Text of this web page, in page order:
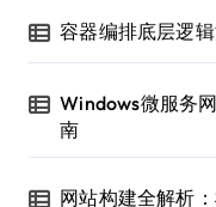
容器编排底层逻
Windows微服务
南
网站构建全解析